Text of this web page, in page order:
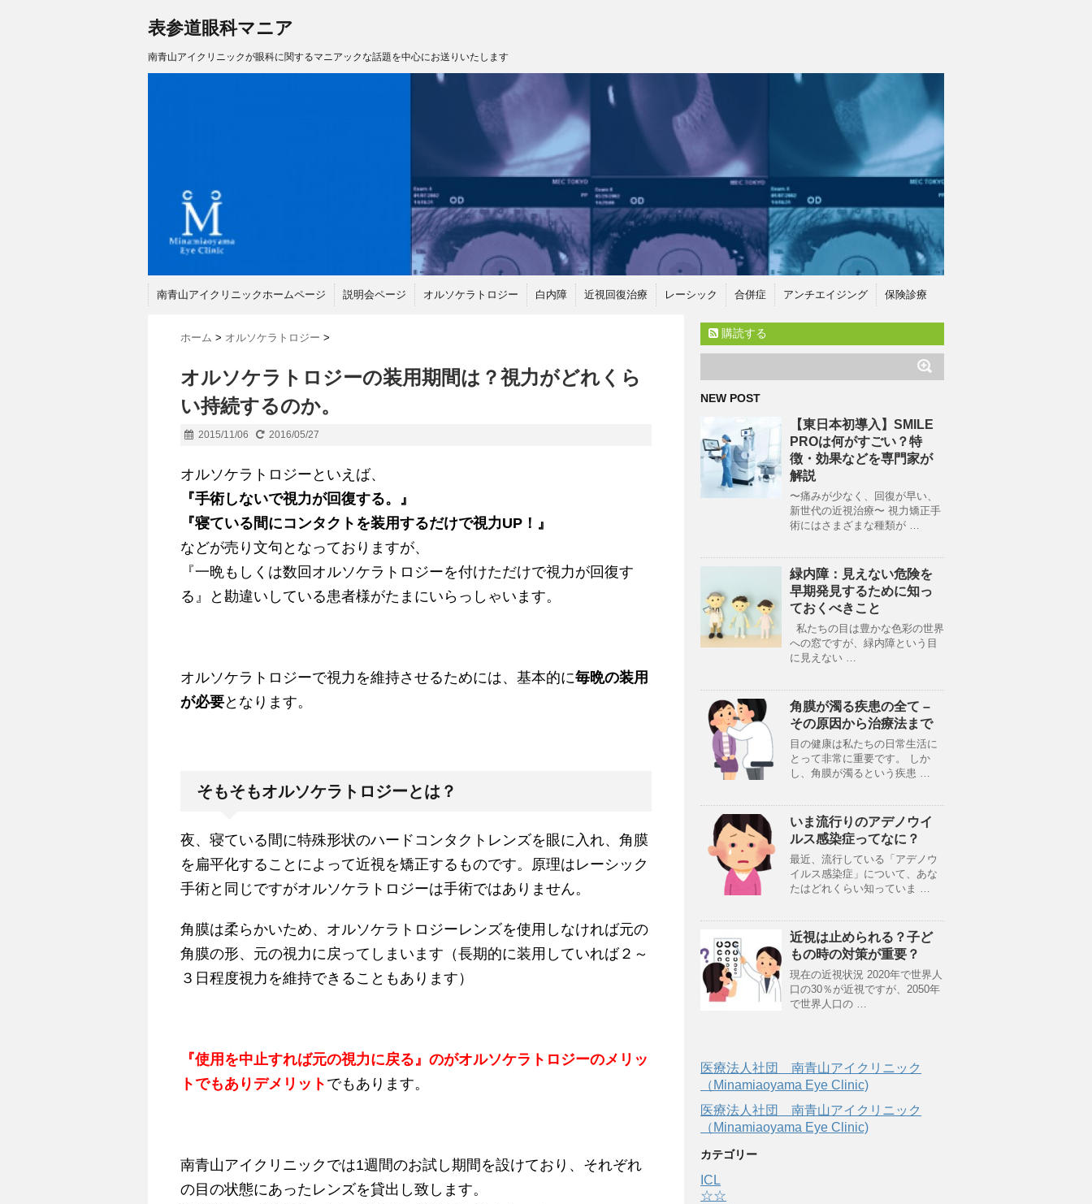
表参道眼科マニア
南青山アイクリニックが眼科に関するマニアックな話題を中心にお送りいたします
南青山アイクリニックホームページ 説明会ページ オルソケラトロジー 白内障 近視回復治療 レーシック 合併症 アンチエイジング 保険診療
ホーム > オルソケラトロジー >
オルソケラトロジーの装用期間は？視力がどれくら
い持続するのか。
2015/11/06 2016/05/27
オルソケラトロジーといえば、
『手術しないで視力が回復する。』
『寝ている間にコンタクトを装用するだけで視力UP！』
などが売り文句となっておりますが、
『一晩もしくは数回オルソケラトロジーを付けただけで視力が回復す
る』と勘違いしている患者様がたまにいらっしゃいます。
オルソケラトロジーで視力を維持させるためには、基本的に毎晩の装用
が必要となります。
そもそもオルソケラトロジーとは？
夜、寝ている間に特殊形状のハードコンタクトレンズを眼に入れ、角膜
を扁平化することによって近視を矯正するものです。原理はレーシック
手術と同じですがオルソケラトロジーは手術ではありません。
角膜は柔らかいため、オルソケラトロジーレンズを使用しなければ元の
角膜の形、元の視力に戻ってしまいます（長期的に装用していれば２～
３日程度視力を維持できることもあります）
『使用を中止すれば元の視力に戻る』のがオルソケラトロジーのメリッ
トでもありデメリット でもあります。
南青山アイクリニックでは1週間のお試し期間を設けており、それぞれ
の目の状態にあったレンズを貸出し致します。
購読する
NEW POST
【東日本初導入】SMILE
PROは何がすごい？特
徴・効果などを専門家が
解説
〜痛みが少なく、回復が早い、
新世代の近視治療〜 視力矯正手
術にはさまざまな種類が …
緑内障：見えない危険を
早期発見するために知っ
ておくべきこと
私たちの目は豊かな色彩の世界
への窓ですが、緑内障という目
に見えない …
角膜が濁る疾患の全て –
その原因から治療法まで
目の健康は私たちの日常生活に
とって非常に重要です。 しか
し、角膜が濁るという疾患 …
いま流行りのアデノウイ
ルス感染症ってなに？
最近、流行している「アデノウ
イルス感染症」について、あな
たはどれくらい知っていま …
近視は止められる？子ど
もの時の対策が重要？
現在の近視状況 2020年で世界人
口の30％が近視ですが、2050年
で世界人口の …
医療法人社団 南青山アイクリニック
（Minamiaoyama Eye Clinic)
医療法人社団 南青山アイクリニック
（Minamiaoyama Eye Clinic)
カテゴリー
ICL
☆☆